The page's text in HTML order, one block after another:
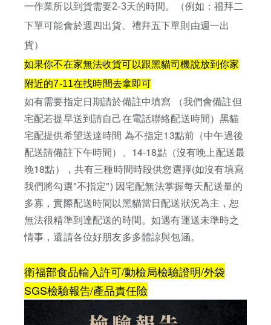
一作業所以到貨需要2-3天的時間。（例如：禮拜二
下單可能會於週四出貨、禮拜五下單則由週一出
貨）
如果你不在家無法收貨可以跟黑貓司機說放到你家
附近的7-11在找時間去拿即可
如有需要指定日期請於備註中填寫 （我們會備註但
宅配若提早送到請自己在電話聯絡配送時間）黑貓
宅配提供希望送達時間 為不指定13點前（中午過後
配送請備註下午時間）、14-18點（沒有晚上配送最
晚18點）， 共有三種時間時段供您選擇(如沒有填寫
我們將勾選"不指定") 因宅配無法掌握每天配送量的
多寡，實際配送時間以黑貓當日配送狀況為主，恕
無法很精準到達配送的時間。如遇有運送未準時之
情事，還請各位好朋友多多體諒與包涵。
衛福部食品輸入許可/動檢局檢驗證明/外袋
SGS檢驗報告/產品責任險